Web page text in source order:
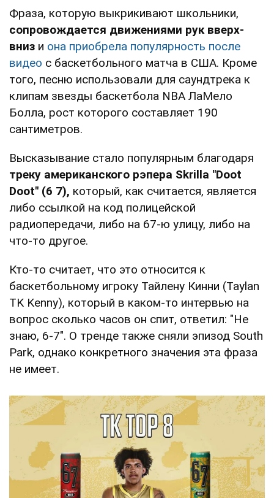
Фраза, которую выкрикивают школьники,
сопровождается движениями рук вверх-
вниз и она приобрела популярность после
видео с баскетбольного матча в США. Кроме
того, песню использовали для саундтрека к
клипам звезды баскетбола NBA ЛаМело
Болла, рост которого составляет 190
сантиметров.
Высказывание стало популярным благодаря
треку американского рэпера Skrilla "Doot
Doot" (6 7), который, как считается, является
либо ссылкой на код полицейской
радиопередачи, либо на 67-ю улицу, либо на
что-то другое.
Кто-то считает, что это относится к
баскетбольному игроку Тайлену Кинни (Taylan
TK Kenny), который в каком-то интервью на
вопрос сколько часов он спит, ответил: "Не
знаю, 6-7". О тренде также сняли эпизод South
Park, однако конкретного значения эта фраза
не имеет.